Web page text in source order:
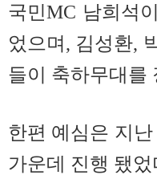
국민MC 남희석
었으며, 김성환,
들이 축하무대를
한편 예심은 지
가운데 진행 됐었